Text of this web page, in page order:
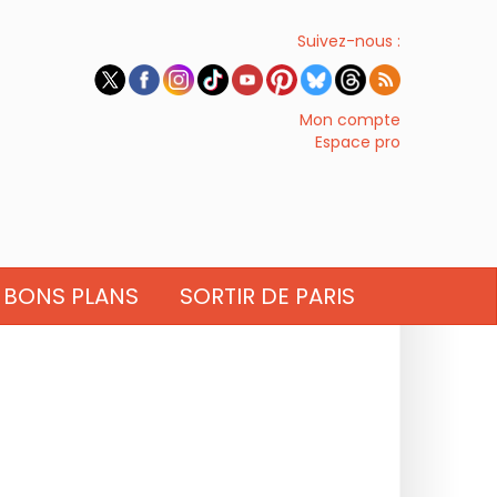
Suivez-nous :
Mon compte
Espace pro
BONS PLANS SORTIR DE PARIS